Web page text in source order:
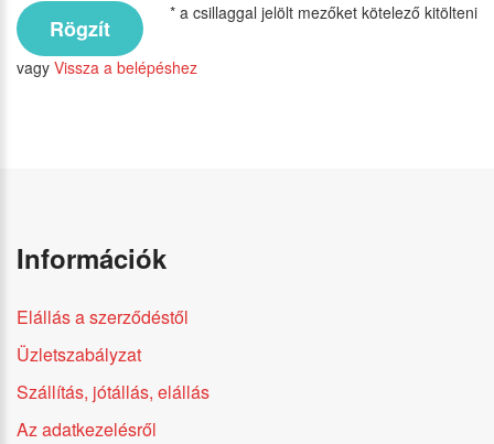
* a csillaggal jelölt mezőket kötelező kitölteni
vagy Vissza a belépéshez
Információk
Elállás a szerződéstől
Üzletszabályzat
Szállítás, jótállás, elállás
Az adatkezelésről